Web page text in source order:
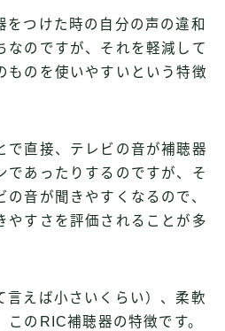
をつけた時の自分の声の違和
なのですが、それを軽減して
ものを使いやすいという特徴
で直接、テレビの音が補聴器
であったりするのですが、そ
音が聞きやすくなるので、
やすさを評価されることが多
言えば小さいくらい）、柔軟
このRIC補聴器の特徴です。